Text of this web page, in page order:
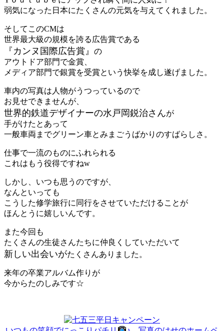
弱気になった日本にたくさんの元気を与えてくれました。
そしてこのCMは
世界最大級の規模を誇る広告賞である
『カンヌ国際広告賞』 の
アウトドア部門で金賞、
メディア部門で銀賞を受賞という快挙を成し遂げました。
車内の写真は人物がうつっているので
お見せできませんが、
世界的鉄道デザイナーの水戸岡鋭治さんが
手がけたとあって
一般車両までグリーン車とみまごうばかりのすばらしさ。
仕事で一流のものにふれられる
これはもう役得ですねw
しかし、いつも思うのですが、
なんといっても
こうした修学旅行に同行をさせていただけることが
ほんとうに嬉しいんです。
また今回も
たくさんの生徒さんたちに仲良くしていただいて
新しい出会いがたくさんありました。
来年の卒業アルバム作りが
今からたのしみです☆